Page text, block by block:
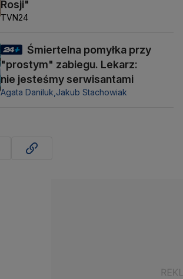
Rosji"
TVN24
Śmiertelna pomyłka przy
"prostym" zabiegu. Lekarz:
nie jesteśmy serwisantami
Agata Daniluk, Jakub Stachowiak